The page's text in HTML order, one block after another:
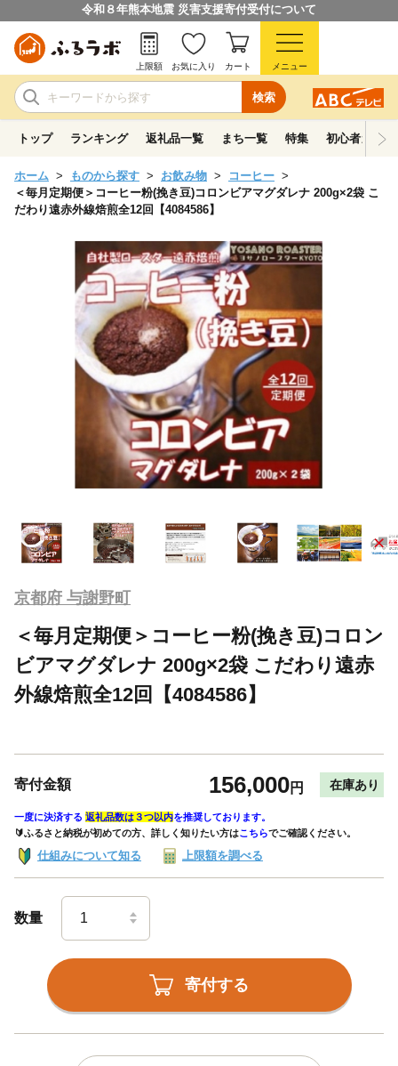
令和８年熊本地震 災害支援寄付受付について
検索
上限額 お気に入り カート メニュー
トップ ランキング 返礼品一覧 まち一覧 特集 初心者ガイド
ホーム ものから探す お飲み物
コーヒー
＜毎月定期便＞コーヒー粉(挽き豆)コロンビアマグダレナ 200g×2袋 こ
だわり遠赤外線焙煎全12回【4084586】
京都府 与謝野町
＜毎月定期便＞コーヒー粉(挽き豆)コロン
ビアマグダレナ 200g×2袋 こだわり遠赤
外線焙煎全12回【4084586】
寄付金額 156,000円 在庫あり
一度に決済する 返礼品数は３つ以内を推奨しております。
🔰ふるさと納税が初めての方、詳しく知りたい方はこちらでご確認ください。
仕組みについて知る 上限額を調べる
数量
寄付する